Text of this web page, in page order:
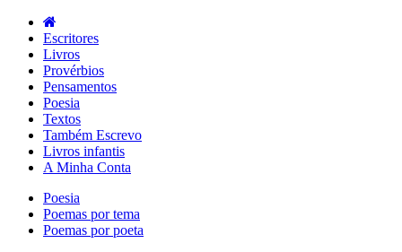
Escritores
Livros
Provérbios
Pensamentos
Poesia
Textos
Também Escrevo
Livros infantis
A Minha Conta
Poesia
Poemas por tema
Poemas por poeta